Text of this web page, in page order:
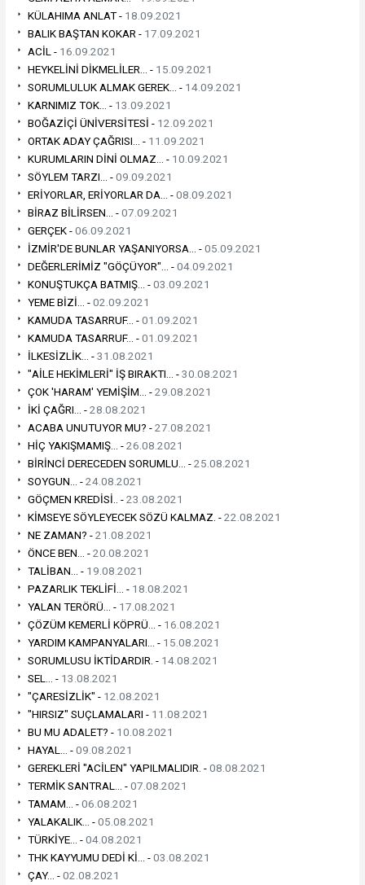
KÜLAHIMA ANLAT - 18.09.2021
BALIK BAŞTAN KOKAR - 17.09.2021
ACİL - 16.09.2021
HEYKELİNİ DİKMELİLER... - 15.09.2021
SORUMLULUK ALMAK GEREK... - 14.09.2021
KARNIMIZ TOK... - 13.09.2021
BOĞAZİÇİ ÜNİVERSİTESİ - 12.09.2021
ORTAK ADAY ÇAĞRISI... - 11.09.2021
KURUMLARIN DİNİ OLMAZ... - 10.09.2021
SÖYLEM TARZI... -09.09.2021
ERİYORLAR, ERİYORLAR DA... -08.09.2021
BİRAZ BİLİRSEN... -07.09.2021
GERÇEK -06.09.2021
İZMİR'DE BUNLAR YAŞANIYORSA... -05.09.2021
DEĞERLERİMİZ "GÖÇÜYOR"... -04.09.2021
KONUŞTUKÇA BATMIŞ... -03.09.2021
YEME BİZİ... -02.09.2021
KAMUDA TASARRUF... -01.09.2021
KAMUDA TASARRUF... -01.09.2021
İLKESİZLİK... -31.08.2021
"AİLE HEKİMLERİ" İŞ BIRAKTI... -30.08.2021
ÇOK 'HARAM' YEMİŞİM... -29.08.2021
İKİ ÇAĞRI... -28.08.2021
ACABA UNUTUYOR MU? -27.08.2021
HİÇ YAKIŞMAMIŞ... -26.08.2021
BİRİNCİ DERECEDEN SORUMLU... -25.08.2021
SOYGUN... -24.08.2021
GÖÇMEN KREDİSİ.. -23.08.2021
KİMSEYE SÖYLEYECEK SÖZÜ KALMAZ. -22.08.2021
NE ZAMAN? -21.08.2021
ÖNCE BEN... -20.08.2021
TALİBAN... - 19.08.2021
PAZARLIK TEKLİFİ... - 18.08.2021
YALAN TERÖRÜ... - 17.08.2021
ÇÖZÜM KEMERLİ KÖPRÜ... - 16.08.2021
YARDIM KAMPANYALARI... - 15.08.2021
SORUMLUSU İKTİDARDIR. - 14.08.2021
SEL... - 13.08.2021
"ÇARESİZLİK" - 12.08.2021
"HIRSIZ" SUÇLAMALARI - 11.08.2021
BU MU ADALET? - 10.08.2021
HAYAL... -09.08.2021
GEREKLERİ "ACİLEN" YAPILMALIDIR. -08.08.2021
TERMİK SANTRAL... -07.08.2021
TAMAM... -06.08.2021
YALAKALIK... -05.08.2021
TÜRKİYE... -04.08.2021
THK KAYYUMU DEDİ Kİ... -03.08.2021
ÇAY... -02.08.2021